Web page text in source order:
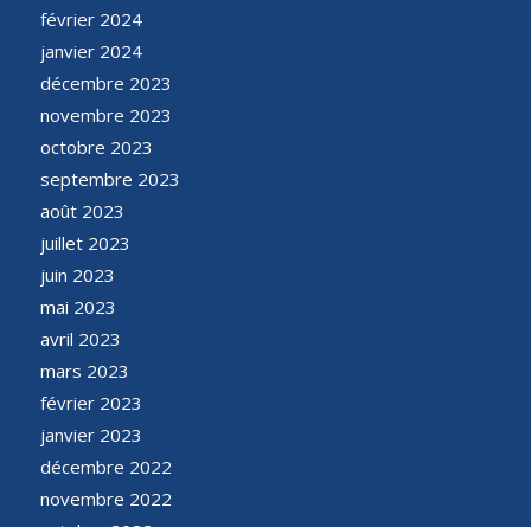
février 2024
janvier 2024
décembre 2023
novembre 2023
octobre 2023
septembre 2023
août 2023
juillet 2023
juin 2023
mai 2023
avril 2023
mars 2023
février 2023
janvier 2023
décembre 2022
novembre 2022